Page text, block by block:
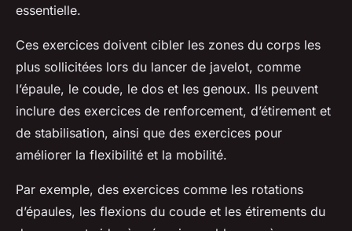
essentielle.
Ces exercices doivent cibler les zones du corps les
plus sollicitées lors du lancer de javelot, comme
l’épaule, le coude, le dos et les genoux. Ils peuvent
inclure des exercices de renforcement, d’étirement et
de stabilisation, ainsi que des exercices pour
améliorer la flexibilité et la mobilité.
Par exemple, des exercices comme les rotations
d’épaules, les flexions du coude et les étirements du